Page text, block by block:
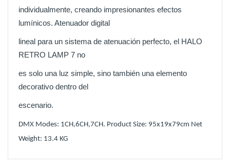
individualmente, creando impresionantes efectos
lumínicos. Atenuador digital
lineal para un sistema de atenuación perfecto, el HALO
RETRO LAMP 7 no
es solo una luz simple, sino también una elemento
decorativo dentro del
escenario.
DMX Modes: 1CH,6CH,7CH. Product Size: 95x19x79cm Net
Weight: 13.4 KG